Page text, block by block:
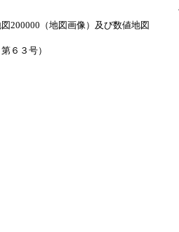
200000（地図画像）及び数値地図
６３号）